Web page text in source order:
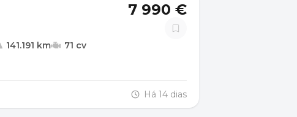
7 990 €
141.191 km 71 cv
Há 14 dias